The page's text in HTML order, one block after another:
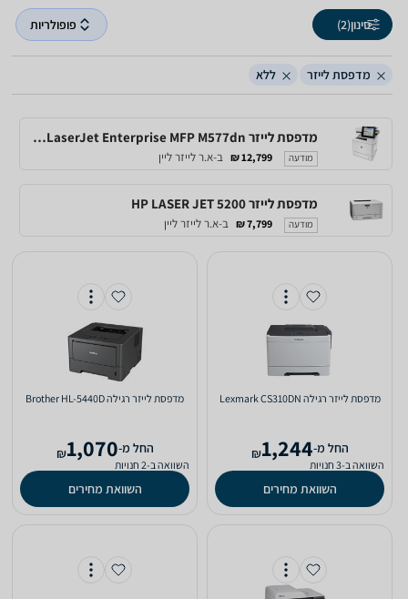
סינון(2) פופולריות
מדפסת לייזר ללא
מדפסת לייזר HP Color LaserJet Enterprise MFP M577dn
מודעה 12,799 ₪ ב-א.ר לייזר ליין
מדפסת לייזר HP LASER JET 5200
מודעה 7,799 ₪ ב-א.ר לייזר ליין
‏מדפסת לייזר ‏רגילה Lexmark CS310DN
‫החל מ-1,244
₪
השוואה ב-3 חנויות
השוואת מחירים
‏מדפסת לייזר ‏רגילה Brother HL-5440D
‫החל מ-1,070
₪
השוואה ב-2 חנויות
השוואת מחירים